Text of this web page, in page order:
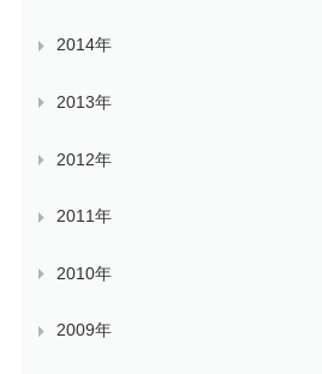
2014年
2013年
2012年
2011年
2010年
2009年